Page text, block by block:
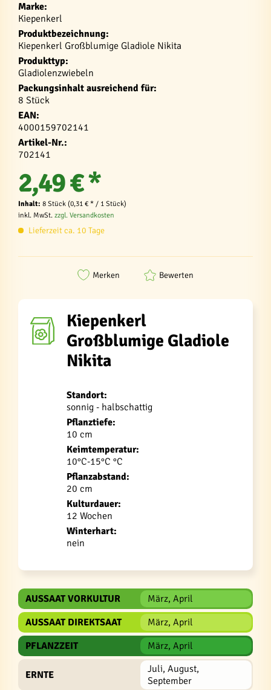
Marke:
Kiepenkerl
Produktbezeichnung:
Kiepenkerl Großblumige Gladiole Nikita
Produkttyp:
Gladiolenzwiebeln
Packungsinhalt ausreichend für:
8 Stück
EAN:
4000159702141
Artikel-Nr.:
702141
2,49 € *
Inhalt: 8 Stück (0,31 € * / 1 Stück)
inkl. MwSt. zzgl. Versandkosten
Lieferzeit ca. 10 Tage
Merken Bewerten
Kiepenkerl
Großblumige Gladiole
Nikita
Standort:
sonnig - halbschattig
Pflanztiefe:
10 cm
Keimtemperatur:
10°C-15°C °C
Pflanzabstand:
20 cm
Kulturdauer:
12 Wochen
Winterhart:
nein
AUSSAAT VORKULTUR
März, April
AUSSAAT DIREKTSAAT
März, April
PFLANZZEIT
März, April
ERNTE
Juli, August,
September